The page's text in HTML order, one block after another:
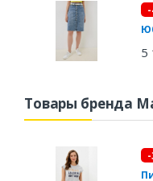
5
Товары бренда